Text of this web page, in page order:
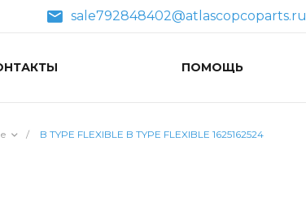
sale792848402@atlascopcoparts.ru
ПОМОЩЬ
/ B TYPE FLEXIBLE B TYPE FLEXIBLE 1625162524